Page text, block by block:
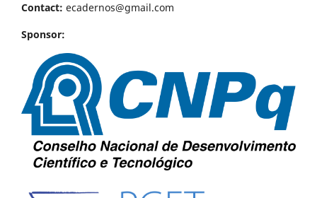
Contact: ecadernos@gmail.com
Sponsor: